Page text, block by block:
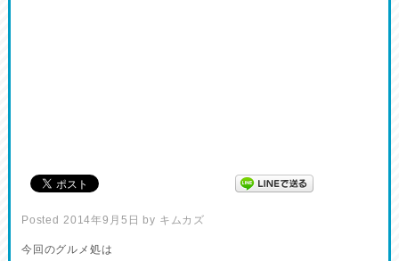
Posted 2014年9月5日 by キムカズ
今回のグルメ処は